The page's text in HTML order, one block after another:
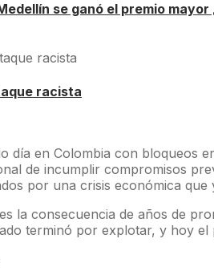
se ganó el premio
racista
en Colombia con bloqueos
de incumplir compromisos
por una crisis económica
la consecuencia de años de
terminó por explotar, y hoy